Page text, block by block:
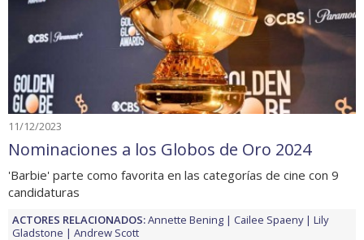
11/12/2023
Nominaciones a los Globos de Oro 2024
'Barbie' parte como favorita en las categorías de cine con 9
candidaturas
ACTORES RELACIONADOS:Annette Bening Cailee Spaeny
Lily
Gladstone
Andrew Scott